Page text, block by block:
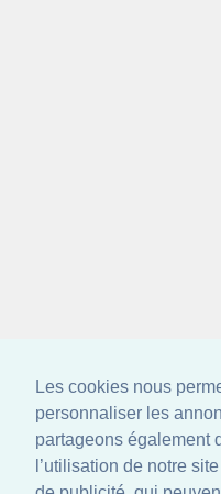
Les cookies nous
personnaliser les
partageons également
l’utilisation de notre